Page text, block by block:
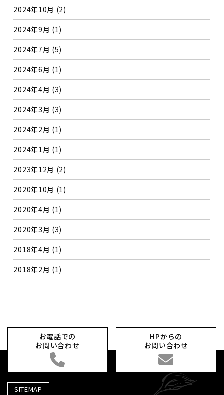
2024年10月 (2)
2024年9月 (1)
2024年7月 (5)
2024年6月 (1)
2024年4月 (3)
2024年3月 (3)
2024年2月 (1)
2024年1月 (1)
2023年12月 (2)
2020年10月 (1)
2020年4月 (1)
2020年3月 (3)
2018年4月 (1)
2018年2月 (1)
お電話での
お問い合わせ
HPからの
お問い合わせ
SITEMAP